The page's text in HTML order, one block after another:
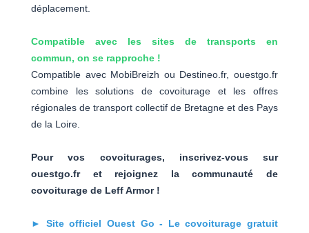
déplacement.
Compatible avec les sites de transports en
commun, on se rapproche !
Compatible avec MobiBreizh ou Destineo.fr, ouestgo.fr
combine les solutions de covoiturage et les offres
régionales de transport collectif de Bretagne et des Pays
de la Loire.
Pour vos covoiturages, inscrivez-vous sur
ouestgo.fr et rejoignez la communauté de
covoiturage de Leff Armor !
► Site officiel Ouest Go - Le covoiturage gratuit